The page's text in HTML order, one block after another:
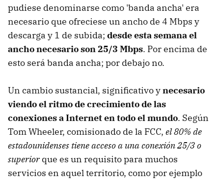
pudiese denominarse como 'banda ancha' era
necesario que ofreciese un ancho de 4 Mbps y
descarga y 1 de subida; desde esta semana el
ancho necesario son 25/3 Mbps. Por encima de
esto será banda ancha; por debajo no.
Un cambio sustancial, significativo ynecesario
viendo el ritmo de crecimiento de las
conexiones a Internet en todo el mundo. Según
Tom Wheeler, comisionado de la FCC, el 80% de
estadounidenses tiene acceso a una conexión 25/3 o
superiorque es un requisito para muchos
servicios en aquel territorio, como por ejemplo